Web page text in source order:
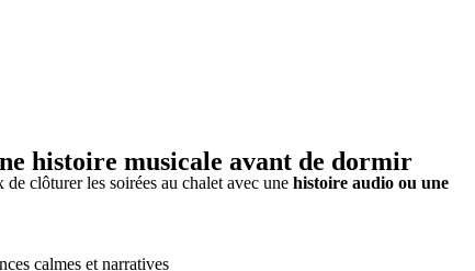
histoire musicale avant de dormir
clôturer les soirées au chalet avec unehistoire audio ou une
calmes et narratives